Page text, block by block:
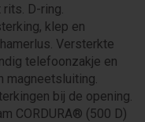
D-ring.
klep en
Versterkte
telefoonzakje en
bij de opening.
CORDURA® (500 D)